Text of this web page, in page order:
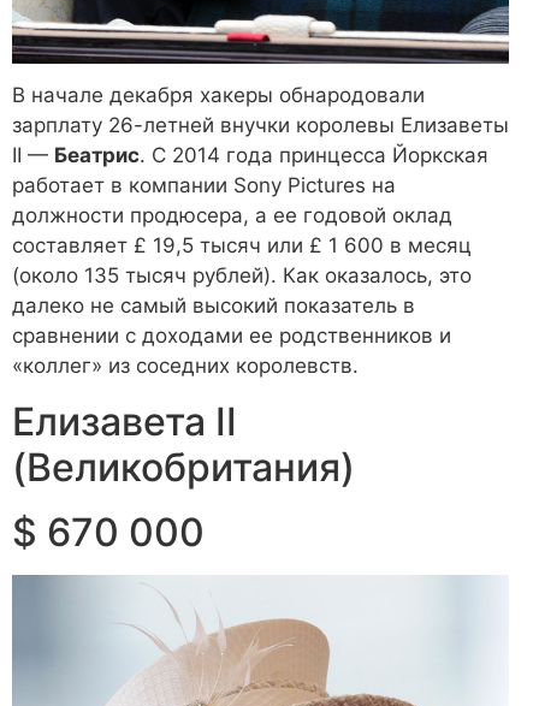
В начале декабря хакеры обнародовали
зарплату 26-летней внучки королевы Елизаветы
II — Беатрис. С 2014 года принцесса Йоркская
работает в компании Sony Pictures на
должности продюсера, а ее годовой оклад
составляет £ 19,5 тысяч или £ 1 600 в месяц
(около 135 тысяч рублей). Как оказалось, это
далеко не самый высокий показатель в
сравнении с доходами ее родственников и
«коллег» из соседних королевств.
Елизавета II
(Великобритания)
$ 670 000